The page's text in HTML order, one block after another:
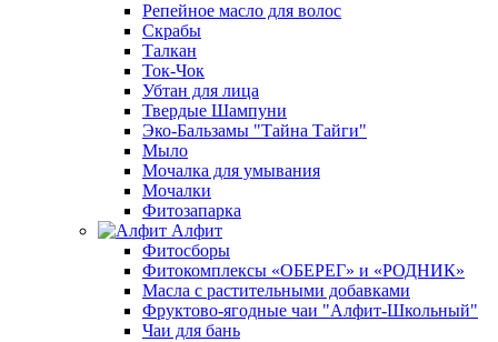
Репейное масло для волос
Скрабы
Талкан
Ток-Чок
Убтан для лица
Твердые Шампуни
Эко-Бальзамы "Тайна Тайги"
Мыло
Мочалка для умывания
Мочалки
Фитозапарка
Алфит
Фитосборы
Фитокомплексы «ОБЕРЕГ» и «РОДНИК»
Масла с растительными добавками
Фруктово-ягодные чаи "Алфит-Школьный"
Чаи для бань